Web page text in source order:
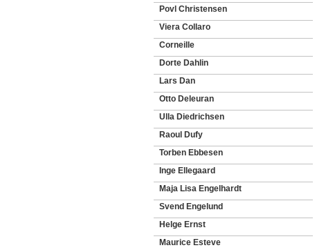
Povl Christensen
Viera Collaro
Corneille
Dorte Dahlin
Lars Dan
Otto Deleuran
Ulla Diedrichsen
Raoul Dufy
Torben Ebbesen
Inge Ellegaard
Maja Lisa Engelhardt
Svend Engelund
Helge Ernst
Maurice Esteve